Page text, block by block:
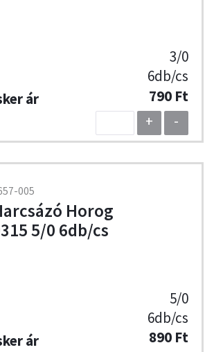
3/0
6db/cs
790 Ft
+
-
005
Horog
5/0 6db/cs
5/0
6db/cs
890 Ft